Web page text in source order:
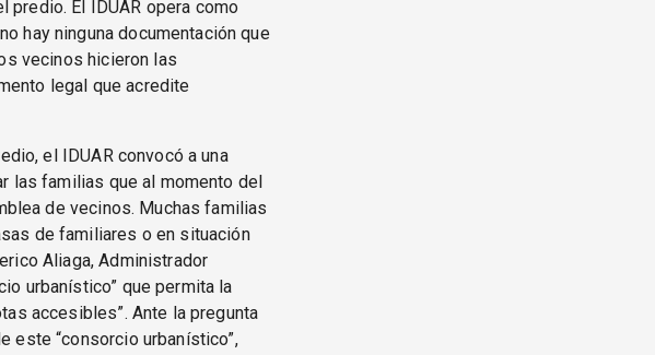
predio. El IDUAR opera como
hay ninguna documentación que
vecinos hicieron las
legal que acredite
el IDUAR convocó a una
las familias que al momento del
de vecinos. Muchas familias
de familiares o en situación
Aliaga, Administrador
urbanístico” que permita la
accesibles”. Ante la pregunta
este “consorcio urbanístico”,